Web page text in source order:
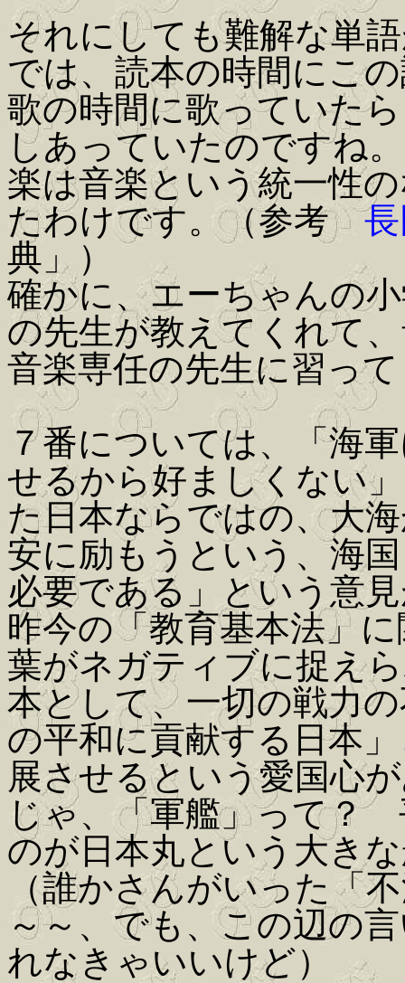
それにしても難解な単
では、読本の時間にこ
歌の時間に歌っていた
しあっていたのですね
楽は音楽という統一性
たわけです。（参考
典」）
確かに、エーちゃんの
の先生が教えてくれて
音楽専任の先生に習っ
７番については、「海
せるから好ましくない
た日本ならではの、大
安に励もうという、海
必要である」という意
昨今の「教育基本法」
葉がネガティブに捉え
本として、一切の戦力
の平和に貢献する日本
展させるという愛国心
じゃ、「軍艦」って？
のが日本丸という大き
（誰かさんがいった「
～～、でも、この辺の
れなきゃいいけど）